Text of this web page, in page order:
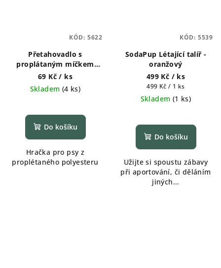
Přetahovadlo s
proplátaným míčkem
ŽLUTÉ 23cm
69 Kč/ ks
Skladem (4 ks)
Do košíku
Hračka pro psy z
proplétaného polyesteru
KÓD: 5622
SodaPup Létající talíř -
oranžový
499 Kč / ks
Měrná
cena:
499 Kč / 1 ks
Skladem (1 ks)
Do košíku
Užijte si spoustu zábavy
při aportování, či děláním
jiných...
KÓD: 5539